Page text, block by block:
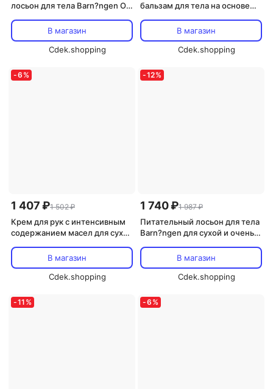
лосьон для тела Barn?ngen Oil
В магазин
Cdek.shopping
бальзам для тела на основе
кожи Barnangen, 200 мл
В магазин
Cdek.shopping
-6 %
1 407 ₽1 502 ₽
Крем для рук с интенсивным
содержанием масел для сухой
Barnangen, 75 мл
В магазин
Cdek.shopping
-12%
1 740 ₽1 987 ₽
Питательный лосьон для тела
Barn?ngen для сухой и очень
В магазин
Cdek.shopping
-11 % -6 %